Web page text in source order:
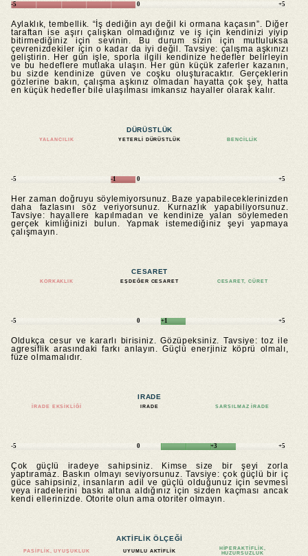
-5 0 +5
Aylaklık, tembellik. “İş dediğin ayı değil ki ormana kaçasın”. Diğer
taraftan ise aşırı çalışkan olmadığınız ve iş için kendinizi yiyip
bitirmediğiniz için sevinin. Bu durum sizin için mutluluksa
çevrenizdekiler için o kadar da iyi değil. Tavsiye: çalışma aşkınızı
geliştirin. Her gün işle, sporla ilgili kendinize hedefler belirleyin
ve bu hedeflere mutlaka ulaşın. Her gün küçük zaferler kazanın,
bu sizde kendinize güven ve coşku oluşturacaktır. Gerçeklerin
gözlerine bakın, çalışma aşkınız olmadan hayatta çok şey, hatta
en küçük hedefler bile ulaşılması imkansız hayaller olarak kalır.
DÜRÜSTLÜK
YALANCILIK YETERLI DÜRÜSTLÜK BENCILLIK
-5 -1 0 +5
Her zaman doğruyu söylemiyorsunuz. Baze yapabileceklerinizden
daha fazlasını söz veriyorsunuz. Kurnazlık yapabiliyorsunuz.
Tavsiye: hayallere kapılmadan ve kendinize yalan söylemeden
gerçek kimliğinizi bulun. Yapmak istemediğiniz şeyi yapmaya
çalışmayın.
CESARET
KORKAKLIK EŞDEĞER CESARET CESARET, CÜRET
-5 0 +1 +5
Oldukça cesur ve kararlı birisiniz. Gözüpeksiniz. Tavsiye: toz ile
agresiflik arasındaki farkı anlayın. Güçlü enerjiniz köprü olmalı,
füze olmamalıdır.
IRADE
İRADE EKSIKLIĞI IRADE SARSILMAZ IRADE
-5 0 +3 +5
Çok güçlü iradeye sahipsiniz. Kimse size bir şeyi zorla
yaptıramaz. Baskın olmayı seviyorsunuz. Tavsiye: çok güçlü bir iç
güce sahipsiniz, insanların adil ve güçlü olduğunuz için sevmesi
veya iradelerini baskı altına aldığınız için sizden kaçması ancak
kendi ellerinizde. Otorite olun ama otoriter olmayın.
AKTIFLIK ÖLÇEĞI
PASIFLIK, UYUŞUKLUK UYUMLU AKTIFLIK
HIPERAKTIFLIK,
HUZURSUZLUK